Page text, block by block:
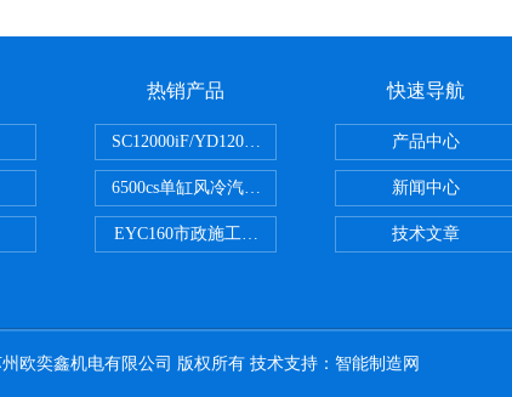
热销产品
SC12000iF/YD12000大疆T30用汽油发电机9KW价格经
6500cs单缸风冷汽油发电机小型3KW/5KW/7KW8
EYC160市政施工用路面切割机配186柴油机电启动
快速导航
产品中心
新闻中心
技术文章
欧奕鑫机电有限公司 版权所有 技术支持： 智能制造网